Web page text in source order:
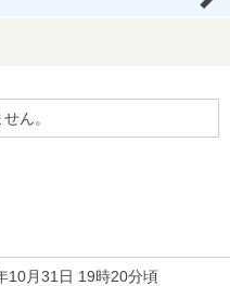
ん。
10月31日 19時20分頃